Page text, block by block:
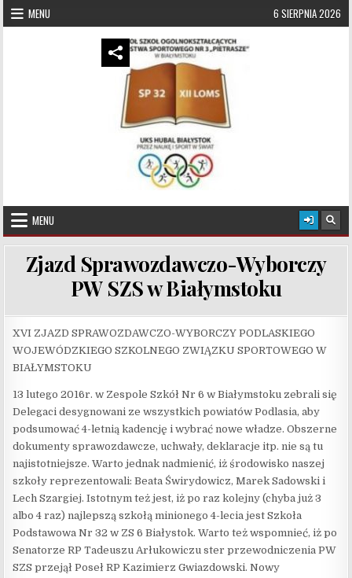
Skip to content
MENU 6 SIERPNIA 2026
UKS Hubal Białystok
MENU
Zjazd Sprawozdawczo-Wyborczy
PW SZS w Białymstoku
XVI ZJAZD SPRAWOZDAWCZO-WYBORCZY PODLASKIEGO
WOJEWÓDZKIEGO SZKOLNEGO ZWIĄZKU SPORTOWEGO W
BIAŁYMSTOKU
13 lutego 2016r. w Zespole Szkół Nr 6 w Białymstoku zebrali się
Delegaci desygnowani ze wszystkich powiatów Podlasia, aby
podsumować 4-letnią kadencję i wybrać nowe władze. Obszerne
dokumenty sprawozdawcze, uchwały, deklaracje itp. nie są tu
najistotniejsze. Warto jednak nadmienić, iż środowisko naszej
szkoły reprezentowali: Beata Świrydowicz, Marek Sadowski i
Lech Szargiej. Istotnym też jest, iż po raz kolejny (chyba już 3
albo 4 raz) najlepszą szkołą minionego 4-lecia jest Szkoła
Podstawowa Nr 32 w ZS 6 Białystok. Warto też wspomnieć, iż po
Senatorze RP Tadeuszu Arłukowiczu ster przewodniczenia PW
SZS przejął Poseł RP Kazimierz Gwiazdowski. Nowy